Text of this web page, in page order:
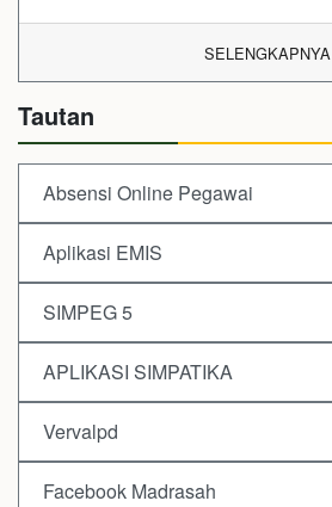
SELENGKAPNYA
Tautan
Absensi Online Pegawai
Aplikasi EMIS
SIMPEG 5
APLIKASI SIMPATIKA
Vervalpd
Facebook Madrasah